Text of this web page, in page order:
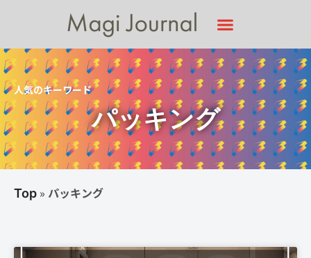
人気のキーワード
パッキング
Top » パッキング